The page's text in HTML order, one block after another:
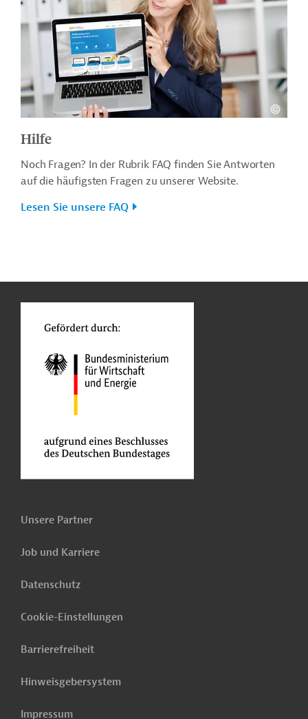
Hilfe
Noch Fragen? In der Rubrik FAQ finden Sie Antworten
auf die häufigsten Fragen zu unserer Website.
Lesen Sie unsere FAQ
Unsere Partner
Job und Karriere
Datenschutz
Cookie-Einstellungen
Barrierefreiheit
Hinweisgebersystem
Impressum